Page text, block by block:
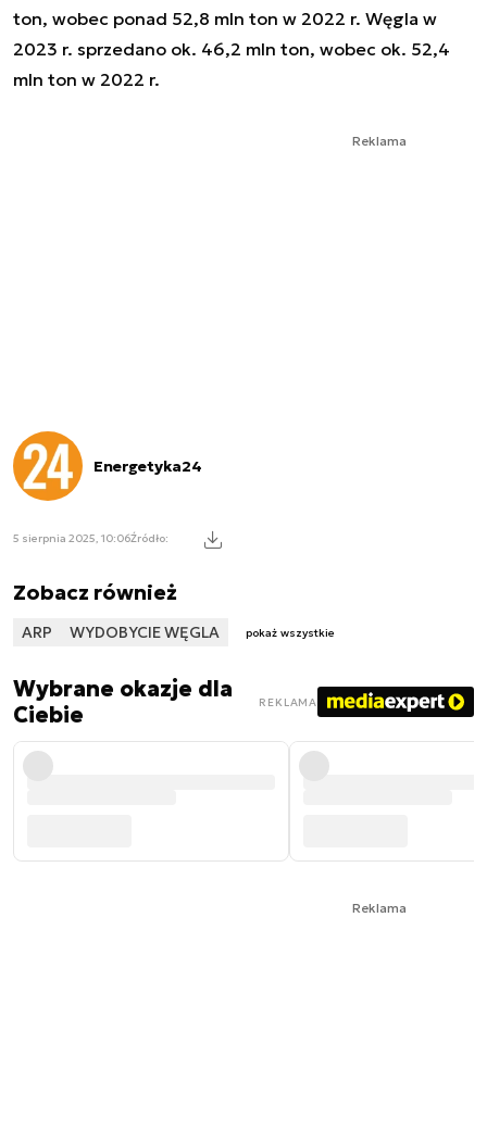
ton, wobec ponad 52,8 mln ton w 2022 r. Węgla w
2023 r. sprzedano ok. 46,2 mln ton, wobec ok. 52,4
mln ton w 2022 r.
Reklama
Energetyka24
5 sierpnia 2025, 10:06Źródło:
Zobacz również
ARP WYDOBYCIE WĘGLA pokaż wszystkie
Wybrane okazje dla
Ciebie
REKLAMA
Reklama